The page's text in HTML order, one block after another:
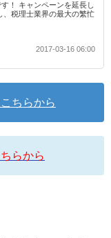
！ キャンペーンを延長し
、税理士業界の最大の繁忙
2017-03-16 06:00
ちらから
らから